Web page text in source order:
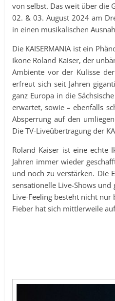
von selbst. Das weit über die
02. & 03. August 2024 am
in einen musikalischen
Die KAISERMANIA ist ein
Ikone Roland Kaiser, der
Ambiente vor der Kulisse
erfreut sich seit Jahren
ganz Europa in die
erwartet, sowie – ebenfalls
Absperrung auf den
Die TV-Liveübertragung der
Roland Kaiser ist eine echte
Jahren immer wieder
und noch zu verstärken. Die
sensationelle Live-Shows
Live-Feeling besteht nicht nur
Fieber hat sich mittlerweile